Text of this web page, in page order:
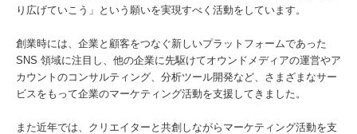
り広げていこう」という願いを実現すべく活動をしています。
創業時には、企業と顧客をつなぐ新しいプラットフォームであった
SNS 領域に注目し、他の企業に先駆けてオウンドメディアの運営やア
カウントのコンサルティング、分析ツール開発など、さまざまなサー
ビスをもって企業のマーケティング活動を支援してきました。
また近年では、クリエイターと共創しながらマーケティング活動を支